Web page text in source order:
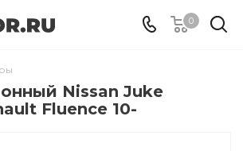
0
Nissan Juke
Fluence 10-